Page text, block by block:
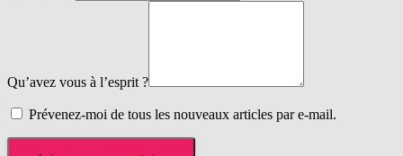
Qu’avez vous à l’esprit ?
Prévenez-moi de tous les nouveaux articles par e-mail.